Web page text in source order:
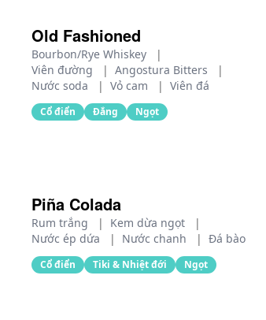
Old Fashioned
Bourbon/Rye Whiskey
|
Viên đường
| Angostura Bitters
|
Nước soda
| Vỏ cam | Viên đá
Cổ điển Đắng Ngọt
Piña Colada
Rum trắng | Kem dừa ngọt
|
Nước ép dứa
| Nước chanh | Đá bào
Cổ điển Tiki & Nhiệt đới Ngọt